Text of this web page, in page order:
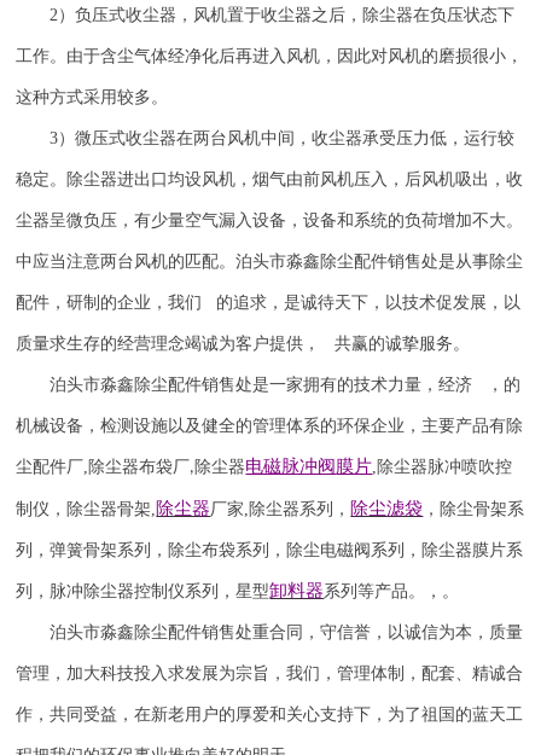
2）负压式收尘器，风机置于收尘器之后，除尘器在负压状态下
工作。由于含尘气体经净化后再进入风机，因此对风机的磨损很小，
这种方式采用较多。
3）微压式收尘器在两台风机中间，收尘器承受压力低，运行较
稳定。除尘器进出口均设风机，烟气由前风机压入，后风机吸出，收
尘器呈微负压，有少量空气漏入设备，设备和系统的负荷增加不大。
中应当注意两台风机的匹配。泊头市淼鑫除尘配件销售处是从事除尘
配件，研制的企业，我们 的追求，是诚待天下，以技术促发展，以
质量求生存的经营理念竭诚为客户提供， 共赢的诚挚服务。
泊头市淼鑫除尘配件销售处是一家拥有的技术力量，经济 ，的
机械设备，检测设施以及健全的管理体系的环保企业，主要产品有除
尘配件厂, 除尘器布袋厂, 除尘器电磁脉冲阀膜片, 除尘器脉冲喷吹控
制仪 ， 除尘器骨架,除尘器厂家, 除尘器系列， 除尘滤袋 ，除尘骨架系
列，弹簧骨架系列，除尘布袋系列，除尘电磁阀系列，除尘器膜片系
列，脉冲除尘器控制仪系列，星型卸料器系列等产品。，。
泊头市淼鑫除尘配件销售处重合同，守信誉，以诚信为本，质量
管理，加大科技投入求发展为宗旨，我们，管理体制，配套、精诚合
作，共同受益，在新老用户的厚爱和关心支持下，为了祖国的蓝天工